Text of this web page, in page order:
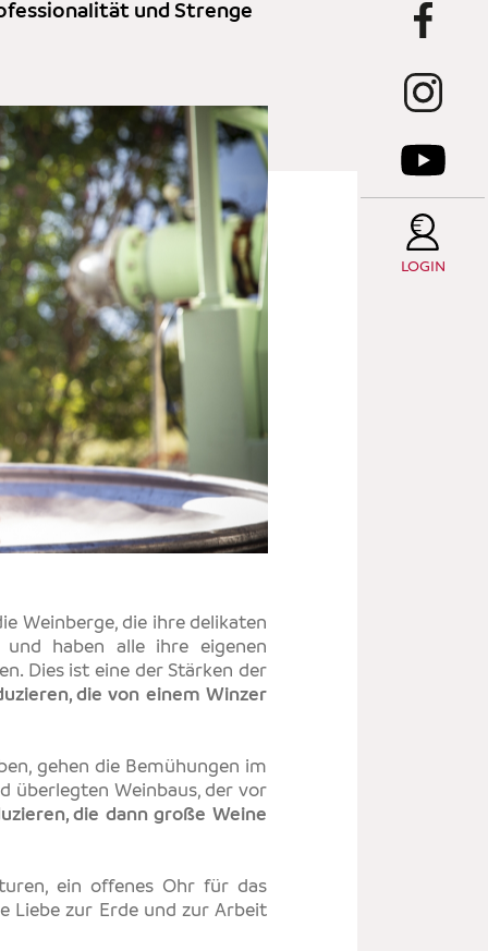
LOGIN
und Strenge
Weinberge, die ihre delikaten
und haben alle ihre eigenen
Dies ist eine der Stärken der
die von einem Winzer
gehen die Bemühungen im
überlegten Weinbaus, der vor
die dann große Weine
ein offenes Ohr für das
Liebe zur Erde und zur Arbeit